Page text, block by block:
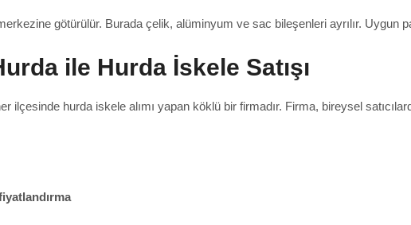
götürülür. Burada çelik, alüminyum ve sac bileşenleri ayrılır.
ile Hurda İskele Satışı
ilçesinde hurda iskele alımı yapan köklü bir firmadır. Firma, bireysel